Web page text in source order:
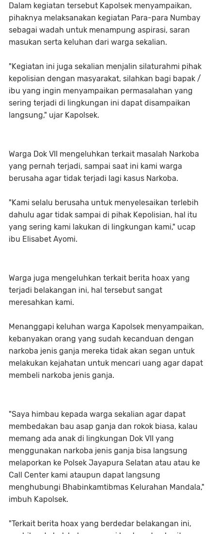
Dalam kegiatan tersebut Kapolsek menyampaikan,
pihaknya melaksanakan kegiatan Para-para Numbay
sebagai wadah untuk menampung aspirasi, saran
masukan serta keluhan dari warga sekalian.
"Kegiatan ini juga sekalian menjalin silaturahmi pihak
kepolisian dengan masyarakat, silahkan bagi bapak /
ibu yang ingin menyampaikan permasalahan yang
sering terjadi di lingkungan ini dapat disampaikan
langsung," ujar Kapolsek.
Warga Dok VII mengeluhkan terkait masalah Narkoba
yang pernah terjadi, sampai saat ini kami warga
berusaha agar tidak terjadi lagi kasus Narkoba.
"Kami selalu berusaha untuk menyelesaikan terlebih
dahulu agar tidak sampai di pihak Kepolisian, hal itu
yang sering kami lakukan di lingkungan kami," ucap
ibu Elisabet Ayomi.
Warga juga mengeluhkan terkait berita hoax yang
terjadi belakangan ini, hal tersebut sangat
meresahkan kami.
Menanggapi keluhan warga Kapolsek menyampaikan,
kebanyakan orang yang sudah kecanduan dengan
narkoba jenis ganja mereka tidak akan segan untuk
melakukan kejahatan untuk mencari uang agar dapat
membeli narkoba jenis ganja.
"Saya himbau kepada warga sekalian agar dapat
membedakan bau asap ganja dan rokok biasa, kalau
memang ada anak di lingkungan Dok VII yang
menggunakan narkoba jenis ganja bisa langsung
melaporkan ke Polsek Jayapura Selatan atau atau ke
Call Center kami ataupun dapat langsung
menghubungi Bhabinkamtibmas Kelurahan Mandala,"
imbuh Kapolsek.
"Terkait berita hoax yang berdedar belakangan ini,